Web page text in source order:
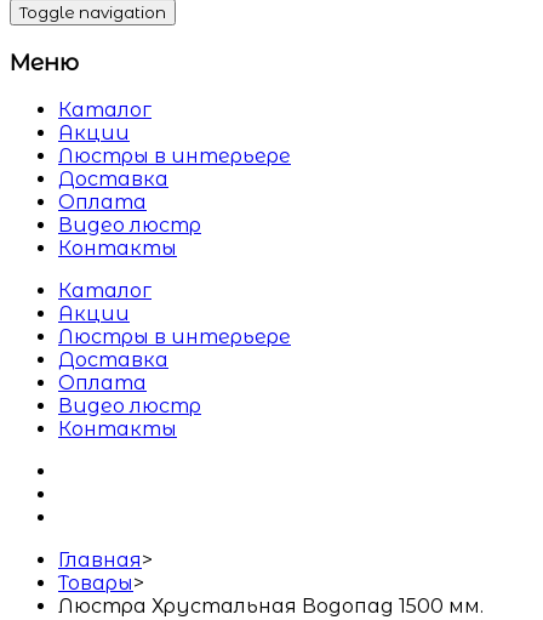
Toggle navigation
Меню
Каталог
Акции
Люстры в интерьере
Доставка
Оплата
Видео люстр
Контакты
Каталог
Акции
Люстры в интерьере
Доставка
Оплата
Видео люстр
Контакты
Главная>
Товары>
Люстра Хрустальная Водопад 1500 мм.